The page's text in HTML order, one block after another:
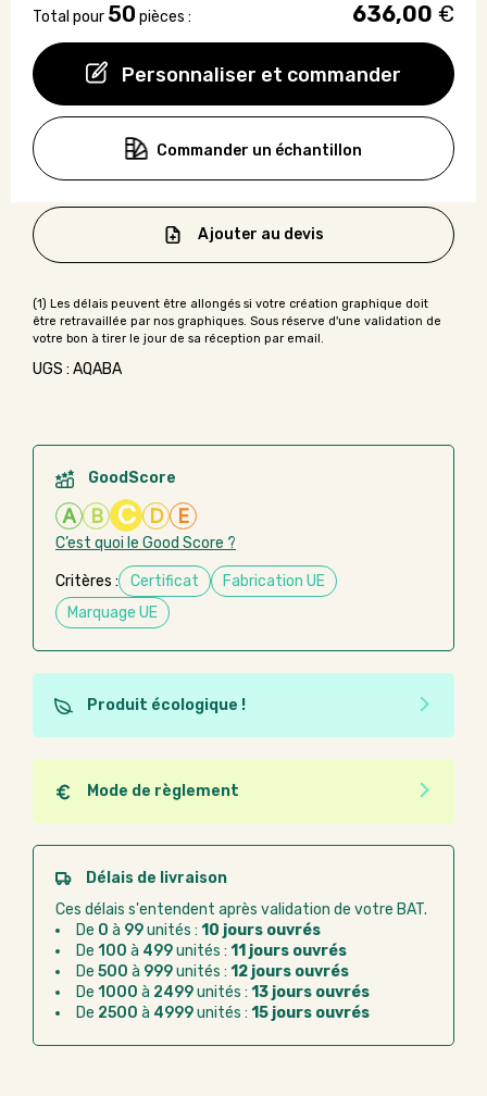
Personnaliser et commander
Total pour 50 pièces : 636,00 €
Commander un échantillon
Ajouter au devis
UGS : AQABA
GoodScore
A B C D E
C’est quoi le Good Score ?
Critères : Certificat
Fabrication UE
Marquage UE
Produit écologique !
Ce produit est éco-conçu, il a été fabriqué à partir de
matériaux recyclés ou recyclables. Ces produits
peuvent plus facilement obtenir une seconde vie
après utilisation. L'origine de fabrication du produit
n'entre pas dans les critères d'éco-conception.
Mode de règlement
Quel que soit le mode de règlement, vous pouvez
passer commande en ligne sur Good Act.
Paiement CB :paiement sécurisé par carte
Virement bancaire :règlement sur facture
après la commande
Chorus Pro :règlement par mandat
administratif après la commande
Délais de livraison
Ces délais s'entendent après validation de votre BAT.
De 0 à 99unités : 10 jours ouvrés
De 100 à 499unités : 11 jours ouvrés
De 500 à 999unités : 12 jours ouvrés
De 1000 à 2499unités : 13 jours ouvrés
De 2500 à 4999unités : 15 jours ouvrés